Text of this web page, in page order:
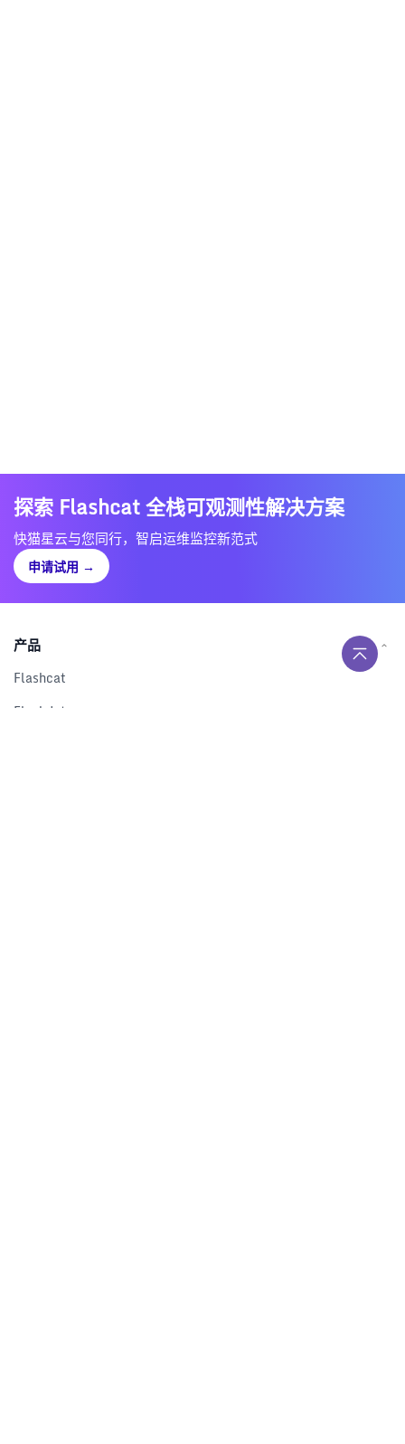
探索 Flashcat 全栈可观测性解决方案
快猫星云与您同行，智启运维监控新范式
申请试用 →
产品
Flashcat
Flashduty